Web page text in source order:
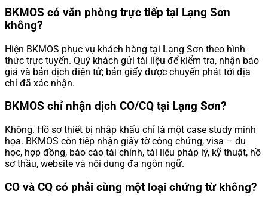
BKMOS có văn phòng trực tiếp tại Lạng Sơn
không?
Hiện BKMOS phục vụ khách hàng tại Lạng Sơn theo hình
thức trực tuyến. Quý khách gửi tài liệu để kiểm tra, nhận báo
giá và bản dịch điện tử; bản giấy được chuyển phát tới địa
chỉ đã xác nhận.
BKMOS chỉ nhận dịch CO/CQ tại Lạng Sơn?
Không. Hồ sơ thiết bị nhập khẩu chỉ là một case study minh
họa. BKMOS còn tiếp nhận giấy tờ công chứng, visa – du
học, hợp đồng, báo cáo tài chính, tài liệu pháp lý, kỹ thuật, hồ
sơ thầu, website và nội dung đa ngôn ngữ.
CO và CQ có phải cùng một loại chứng từ không?